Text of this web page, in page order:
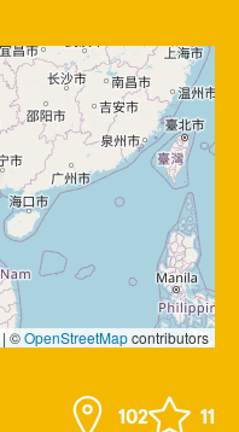
| ©OpenStreetMapcontributors
102 11